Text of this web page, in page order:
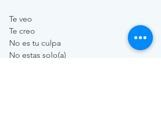
Te veo
Te creo
No es tu culpa
No estas solo(a)